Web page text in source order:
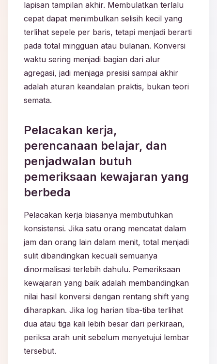
lapisan tampilan akhir. Membulatkan terlalu
cepat dapat menimbulkan selisih kecil yang
terlihat sepele per baris, tetapi menjadi berarti
pada total mingguan atau bulanan. Konversi
waktu sering menjadi bagian dari alur
agregasi, jadi menjaga presisi sampai akhir
adalah aturan keandalan praktis, bukan teori
semata.
Pelacakan kerja,
perencanaan belajar, dan
penjadwalan butuh
pemeriksaan kewajaran yang
berbeda
Pelacakan kerja biasanya membutuhkan
konsistensi. Jika satu orang mencatat dalam
jam dan orang lain dalam menit, total menjadi
sulit dibandingkan kecuali semuanya
dinormalisasi terlebih dahulu. Pemeriksaan
kewajaran yang baik adalah membandingkan
nilai hasil konversi dengan rentang shift yang
diharapkan. Jika log harian tiba-tiba terlihat
dua atau tiga kali lebih besar dari perkiraan,
periksa arah unit sebelum menyetujui lembar
tersebut.